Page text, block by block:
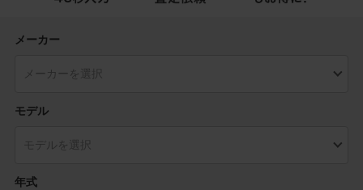
メーカー
モデル
年式